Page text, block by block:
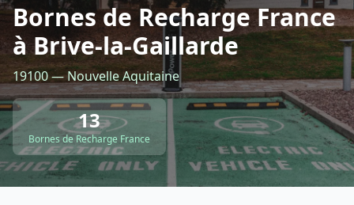
Retour à la liste des métiers
CGU-Confidentialité- Service proposé parViteUnDevis.com-Vous
Bornes de Recharge France
à Brive-la-Gaillarde
19100 — Nouvelle Aquitaine
13
Bornes de Recharge France